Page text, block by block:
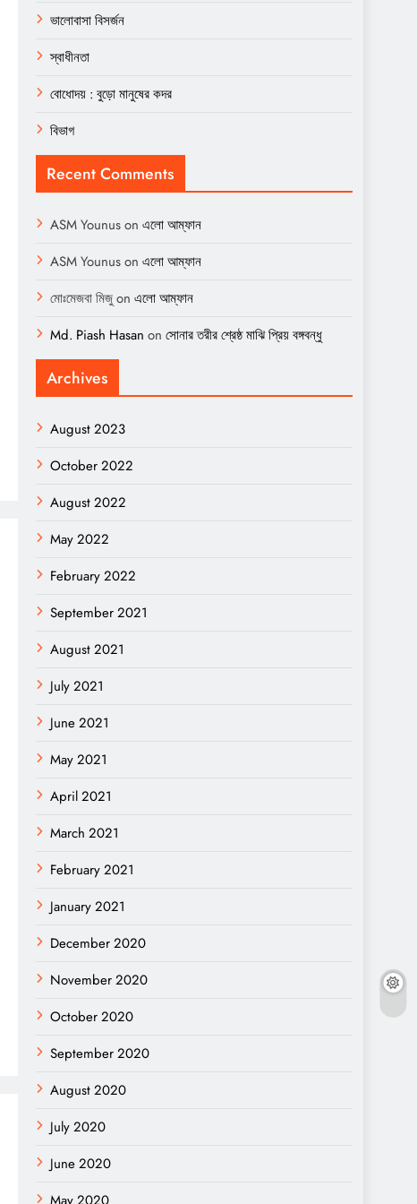
ভালোবাসা বিসর্জন
স্বাধীনতা
বোধোদয় : বুড়ো মানুষের কদর
বিভাগ
Recent Comments
ASM Younuson এলো আম্ফান
ASM Younuson এলো আম্ফান
মোঃমেজবা মিজুon এলো আম্ফান
Md. Piash Hasan on সোনার তরীর শ্রেষ্ঠ মাঝি প্রিয় বঙ্গবন্ধু
Archives
August 2023
October 2022
August 2022
May 2022
February 2022
September 2021
August 2021
July 2021
June 2021
May 2021
April 2021
March 2021
February 2021
January 2021
December 2020
November 2020
October 2020
September 2020
August 2020
July 2020
June 2020